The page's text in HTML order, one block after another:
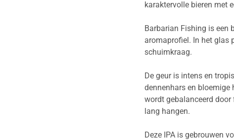
karaktervolle bieren met
Barbarian Fishing is een
aromaprofiel. In het glas
schuimkraag.
De geur is intens en
dennenhars en
wordt gebalanceerd
lang hangen.
Deze IPA is gebrouwen